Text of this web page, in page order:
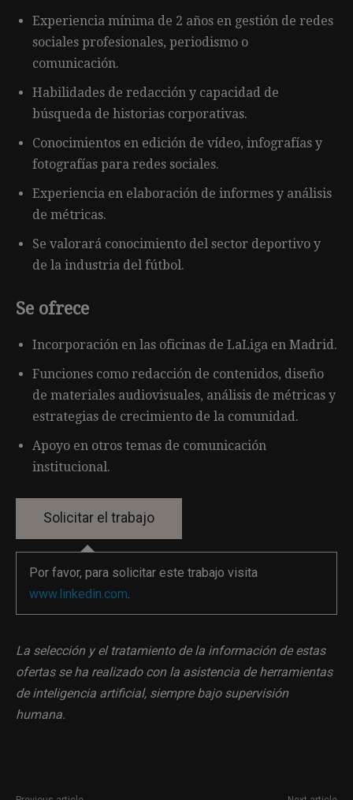
Experiencia mínima de 2 años en gestión de redes
sociales profesionales, periodismo o
comunicación.
Habilidades de redacción y capacidad de
búsqueda de historias corporativas.
Conocimientos en edición de vídeo, infografías y
fotografías para redes sociales.
Experiencia en elaboración de informes y análisis
de métricas.
Se valorará conocimiento del sector deportivo y
de la industria del fútbol.
Se ofrece
Incorporación en las oficinas de LaLiga en Madrid.
Funciones como redacción de contenidos, diseño
de materiales audiovisuales, análisis de métricas y
estrategias de crecimiento de la comunidad.
Apoyo en otros temas de comunicación
institucional.
Por favor, para solicitar este trabajo visita
www.linkedin.com.
La selección y el tratamiento de la información de estas
ofertas se ha realizado con la asistencia de herramientas
de inteligencia artificial, siempre bajo supervisión
humana.